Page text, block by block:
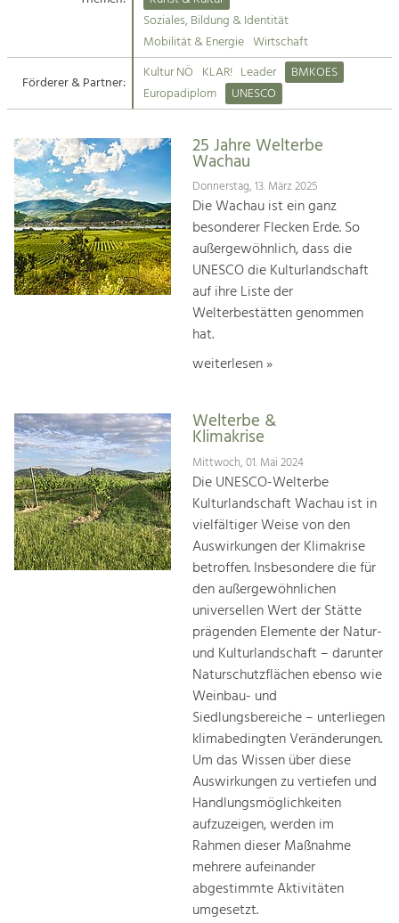
Suche
Impressum
Kontakt
Angebotsentwicklung und
Handwerk, Wissenschaft und Forschung.
Soziales, Bildung &
Identität
Gleichberechtigung, Jugend und
Integration
Mobilität & Energie
Klimawandel, öffentlicher Verkehr und
Steigerung regionaler Wertschöpfung
Soziales, Bildung & Identität
Mobilität & Energie Wirtschaft
Förderer & Partner:
Kultur NÖ KLAR! Leader
BMKOES
Europadiplom
UNESCO
25 Jahre Welterbe
Wachau
Donnerstag, 13. März 2025
Die Wachau ist ein ganz
besonderer Flecken Erde. So
außergewöhnlich, dass die
UNESCO die Kulturlandschaft
auf ihre Liste der
Welterbestätten genommen
hat.
weiterlesen »
Welterbe &
Klimakrise
Mittwoch, 01. Mai 2024
Die UNESCO-Welterbe
Kulturlandschaft Wachau ist in
vielfältiger Weise von den
Auswirkungen der Klimakrise
betroffen. Insbesondere die für
den außergewöhnlichen
universellen Wert der Stätte
prägenden Elemente der Natur-
und Kulturlandschaft – darunter
Naturschutzflächen ebenso wie
Weinbau- und
Siedlungsbereiche – unterliegen
klimabedingten Veränderungen.
Um das Wissen über diese
Auswirkungen zu vertiefen und
Handlungsmöglichkeiten
aufzuzeigen, werden im
Rahmen dieser Maßnahme
mehrere aufeinander
abgestimmte Aktivitäten
umgesetzt.